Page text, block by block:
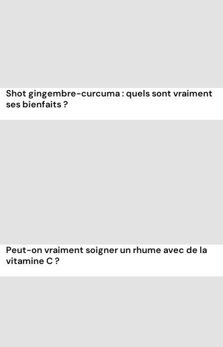
Shot gingembre-curcuma : quels sont vraiment
ses bienfaits ?
Peut-on vraiment soigner un rhume avec de la
vitamine C ?